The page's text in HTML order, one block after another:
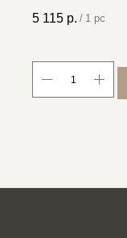
5 115 р. / 1 pc